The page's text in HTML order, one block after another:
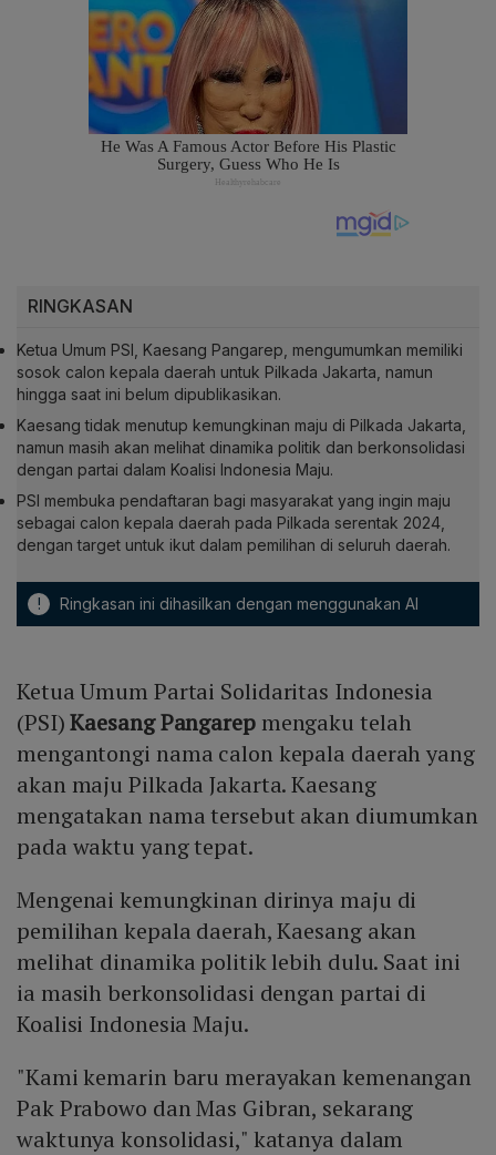
RINGKASAN
Ketua Umum PSI, Kaesang Pangarep, mengumumkan memiliki
sosok calon kepala daerah untuk Pilkada Jakarta, namun
hingga saat ini belum dipublikasikan.
Kaesang tidak menutup kemungkinan maju di Pilkada Jakarta,
namun masih akan melihat dinamika politik dan berkonsolidasi
dengan partai dalam Koalisi Indonesia Maju.
PSI membuka pendaftaran bagi masyarakat yang ingin maju
sebagai calon kepala daerah pada Pilkada serentak 2024,
dengan target untuk ikut dalam pemilihan di seluruh daerah.
! Ringkasan ini dihasilkan dengan menggunakan AI
Ketua Umum Partai Solidaritas Indonesia
(PSI)Kaesang Pangarep mengaku telah
mengantongi nama calon kepala daerah yang
akan maju Pilkada Jakarta. Kaesang
mengatakan nama tersebut akan diumumkan
pada waktu yang tepat.
Mengenai kemungkinan dirinya maju di
pemilihan kepala daerah, Kaesang akan
melihat dinamika politik lebih dulu. Saat ini
ia masih berkonsolidasi dengan partai di
Koalisi Indonesia Maju.
"Kami kemarin baru merayakan kemenangan
Pak Prabowo dan Mas Gibran, sekarang
waktunya konsolidasi," katanya dalam